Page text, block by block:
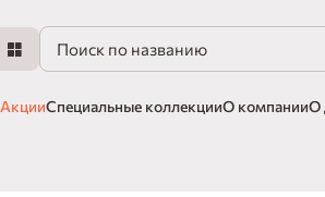
АкцииСпециальные коллекцииО компанииО